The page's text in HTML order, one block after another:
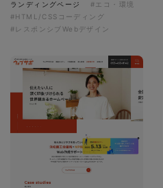
ランディングページ
#エコ・環境
#HTML/CSSコーディング
#レスポンシブWebデザイン